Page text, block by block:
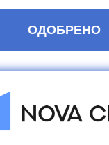
ПОЛУЧИТЬ